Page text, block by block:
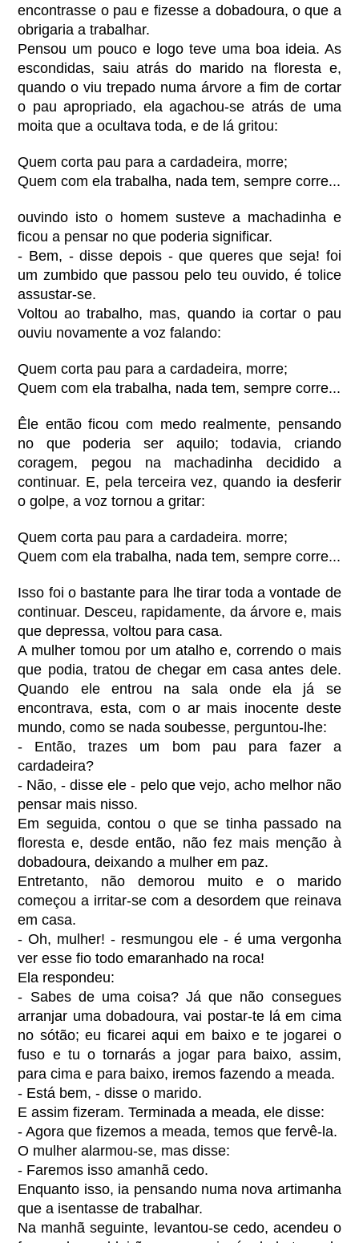
encontrasse o pau e fizesse a dobadoura, o que a
obrigaria a trabalhar.
Pensou um pouco e logo teve uma boa ideia. As
escondidas, saiu atrás do marido na floresta e,
quando o viu trepado numa árvore a fim de cortar
o pau apropriado, ela agachou-se atrás de uma
moita que a ocultava toda, e de lá gritou:
Quem corta pau para a cardadeira, morre;
Quem com ela trabalha, nada tem, sempre corre...
ouvindo isto o homem susteve a machadinha e
ficou a pensar no que poderia significar.
- Bem, - disse depois - que queres que seja! foi
um zumbido que passou pelo teu ouvido, é tolice
assustar-se.
Voltou ao trabalho, mas, quando ia cortar o pau
ouviu novamente a voz falando:
Quem corta pau para a cardadeira, morre;
Quem com ela trabalha, nada tem, sempre corre...
Êle então ficou com medo realmente, pensando
no que poderia ser aquilo; todavia, criando
coragem, pegou na machadinha decidido a
continuar. E, pela terceira vez, quando ia desferir
o golpe, a voz tornou a gritar:
Quem corta pau para a cardadeira. morre;
Quem com ela trabalha, nada tem, sempre corre...
Isso foi o bastante para lhe tirar toda a vontade de
continuar. Desceu, rapidamente, da árvore e, mais
que depressa, voltou para casa.
A mulher tomou por um atalho e, correndo o mais
que podia, tratou de chegar em casa antes dele.
Quando ele entrou na sala onde ela já se
encontrava, esta, com o ar mais inocente deste
mundo, como se nada soubesse, perguntou-lhe:
- Então, trazes um bom pau para fazer a
cardadeira?
- Não, - disse ele - pelo que vejo, acho melhor não
pensar mais nisso.
Em seguida, contou o que se tinha passado na
floresta e, desde então, não fez mais menção à
dobadoura, deixando a mulher em paz.
Entretanto, não demorou muito e o marido
começou a irritar-se com a desordem que reinava
em casa.
- Oh, mulher! - resmungou ele - é uma vergonha
ver esse fio todo emaranhado na roca!
Ela respondeu:
- Sabes de uma coisa? Já que não consegues
arranjar uma dobadoura, vai postar-te lá em cima
no sótão; eu ficarei aqui em baixo e te jogarei o
fuso e tu o tornarás a jogar para baixo, assim,
para cima e para baixo, iremos fazendo a meada.
- Está bem, - disse o marido.
E assim fizeram. Terminada a meada, ele disse:
- Agora que fizemos a meada, temos que fervê-la.
O mulher alarmou-se, mas disse:
- Faremos isso amanhã cedo.
Enquanto isso, ia pensando numa nova artimanha
que a isentasse de trabalhar.
Na manhã seguinte, levantou-se cedo, acendeu o